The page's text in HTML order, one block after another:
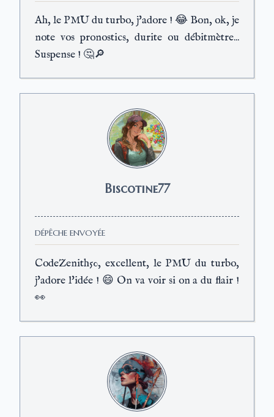
Ah, le PMU du turbo, j'adore ! 😂 Bon, ok, je
note vos pronostics, durite ou débitmètre...
Suspense ! 🤔🔎
Biscotine77
DÉPÊCHE ENVOYÉE
CodeZenith50, excellent, le PMU du turbo,
j'adore l'idée ! 😄 On va voir si on a du flair !
👀